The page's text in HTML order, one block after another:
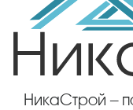
НикаСтрой –